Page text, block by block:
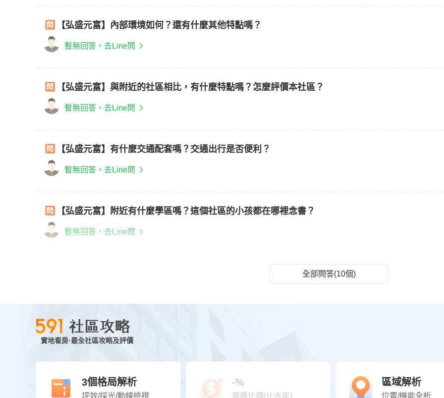
【弘盛元富】內部環境如何？還有什麼其他特點嗎？
暫無回答，去Line問
【弘盛元富】與附近的社區相比，有什麼特點嗎？怎麼評價本社區？
暫無回答，去Line問
【弘盛元富】有什麼交通配套嗎？交通出行是否便利？
暫無回答，去Line問
【弘盛元富】附近有什麼學區嗎？這個社區的小孩都在哪裡念書？
暫無回答，去Line問
全部問答(10個)
實地看房·最全社區攻略及評價
3個格局解析
坪效/採光/動線檢視
-%
周邊比價(比去年)
區域解析
位置/機能全析